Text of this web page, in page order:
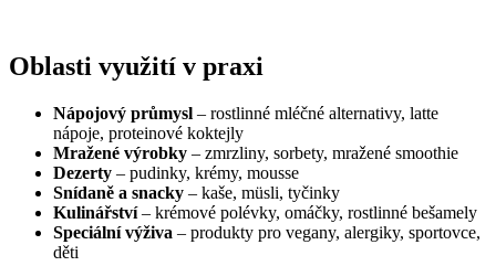
Oblasti využití v praxi
Nápojový průmysl – rostlinné mléčné alternativy, latte
nápoje, proteinové koktejly
Mražené výrobky – zmrzliny, sorbety, mražené smoothie
Dezerty – pudinky, krémy, mousse
Snídaně a snacky – kaše, müsli, tyčinky
Kulinářství– krémové polévky, omáčky, rostlinné bešamely
Speciální výživa – produkty pro vegany, alergiky, sportovce,
děti